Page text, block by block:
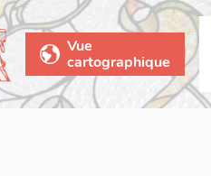
Vue
cartographique